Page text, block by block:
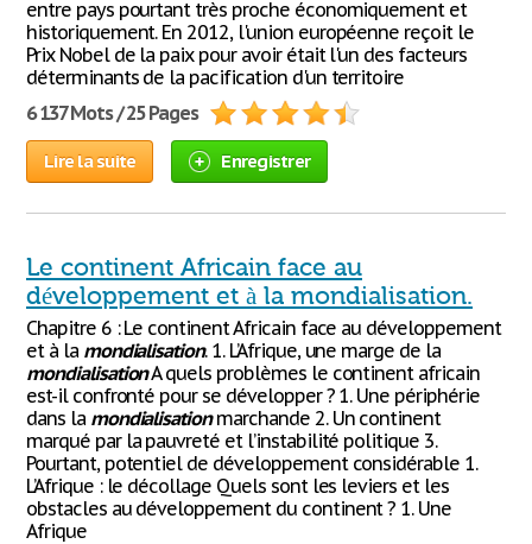
entre pays pourtant très proche économiquement et
historiquement. En 2012, l'union européenne reçoit le
Prix Nobel de la paix pour avoir était l'un des facteurs
déterminants de la pacification d'un territoire
6 137 Mots / 25 Pages
Lire la suite Enregistrer
Le continent Africain face au
développement et à la mondialisation.
Chapitre 6 : Le continent Africain face au développement
et à la mondialisation. 1. L’Afrique, une marge de la
mondialisationA quels problèmes le continent africain
est-il confronté pour se développer ? 1. Une périphérie
dans la mondialisationmarchande 2. Un continent
marqué par la pauvreté et l’instabilité politique 3.
Pourtant, potentiel de développement considérable 1.
L’Afrique : le décollage Quels sont les leviers et les
obstacles au développement du continent ? 1. Une
Afrique